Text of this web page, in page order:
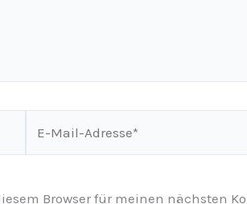
Browser für meinen nächsten